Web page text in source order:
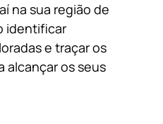
na sua região de
identificar
e traçar os
alcançar os seus